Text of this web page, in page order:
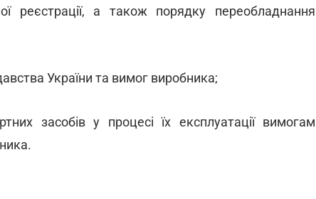
реєстрації, а також порядку переобладнання
України та вимог виробника;
засобів у процесі їх експлуатації вимогам